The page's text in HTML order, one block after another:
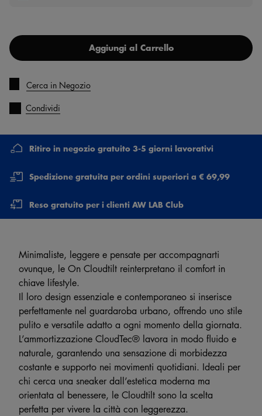
Aggiungi al Carrello
Cerca in Negozio
Condividi
Ritiro in negozio gratuito 3-5 giorni lavorativi
Spedizione gratuita per ordini superiori a € 69,99
Reso gratuito per i clienti AW LAB Club
Minimaliste, leggere e pensate per accompagnarti
ovunque, le On Cloudtilt reinterpretano il comfort in
chiave lifestyle.
Il loro design essenziale e contemporaneo si inserisce
perfettamente nel guardaroba urbano, offrendo uno stile
pulito e versatile adatto a ogni momento della giornata.
L’ammortizzazione CloudTec® lavora in modo fluido e
naturale, garantendo una sensazione di morbidezza
costante e supporto nei movimenti quotidiani. Ideali per
chi cerca una sneaker dall’estetica moderna ma
orientata al benessere, le Cloudtilt sono la scelta
perfetta per vivere la città con leggerezza.